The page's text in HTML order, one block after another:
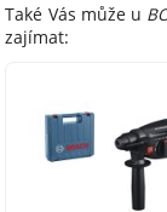
Také Vás může u
zajímat: